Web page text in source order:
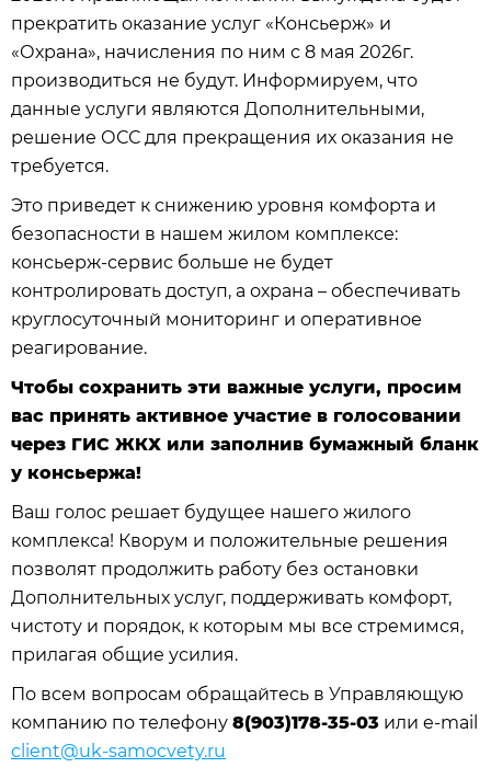
прекратить оказание услуг «Консьерж» и
«Охрана», начисления по ним с 8 мая 2026г.
производиться не будут. Информируем, что
данные услуги являются Дополнительными,
решение ОСС для прекращения их оказания не
требуется.
Это приведет к снижению уровня комфорта и
безопасности в нашем жилом комплексе:
консьерж-сервис больше не будет
контролировать доступ, а охрана – обеспечивать
круглосуточный мониторинг и оперативное
реагирование.
Чтобы сохранить эти важные услуги, просим
вас принять активное участие в голосовании
через ГИС ЖКХ или заполнив бумажный бланк
у консьержа!
Ваш голос решает будущее нашего жилого
комплекса! Кворум и положительные решения
позволят продолжить работу без остановки
Дополнительных услуг, поддерживать комфорт,
чистоту и порядок, к которым мы все стремимся,
прилагая общие усилия.
По всем вопросам обращайтесь в Управляющую
компанию по телефону 8(903)178-35-03 или e-mail
client@uk-samocvety.ru